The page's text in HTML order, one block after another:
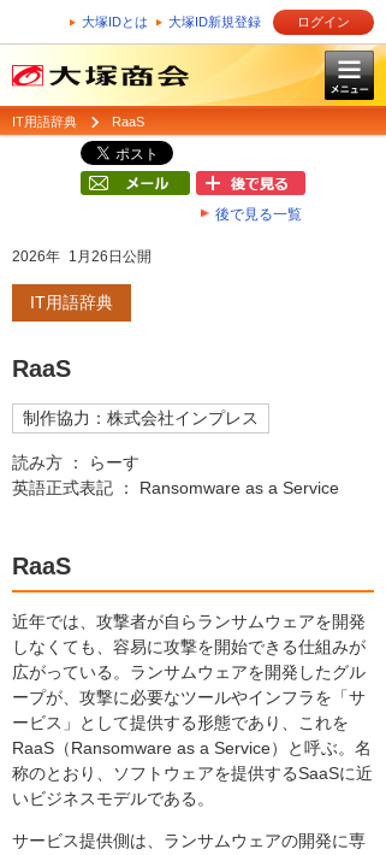
大塚IDとは 大塚ID新規登録 ログイン
IT用語辞典 RaaS
後で見る一覧
2026年 1月26日公開
IT用語辞典
RaaS
制作協力：株式会社インプレス
読み方 ： らーす
英語正式表記 ： Ransomware as a Service
RaaS
近年では、攻撃者が自らランサムウェアを開発
しなくても、容易に攻撃を開始できる仕組みが
広がっている。ランサムウェアを開発したグル
ープが、攻撃に必要なツールやインフラを「サ
ービス」として提供する形態であり、これを
RaaS（Ransomware as a Service）と呼ぶ。名
称のとおり、ソフトウェアを提供するSaaSに近
いビジネスモデルである。
サービス提供側は、ランサムウェアの開発に専